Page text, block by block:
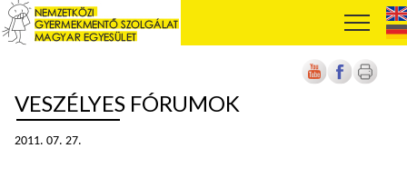
VESZÉLYES FÓRUMOK
2011. 07. 27.